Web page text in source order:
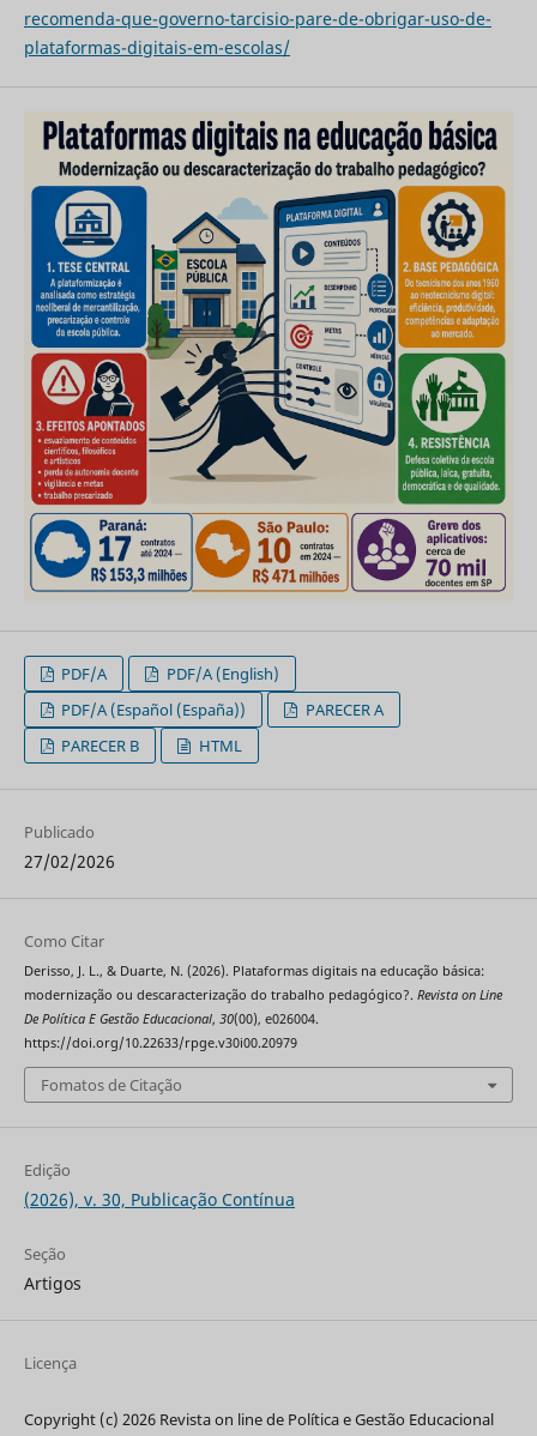
recomenda-que-governo-tarcisio-pare-de-obrigar-uso-de-
plataformas-digitais-em-escolas/
PDF/A
PDF/A (English)
PDF/A (Español (España))
PARECER A
PARECER B
HTML
Publicado
27/02/2026
Como Citar
Derisso, J. L., & Duarte, N. (2026). Plataformas digitais na educação básica:
modernização ou descaracterização do trabalho pedagógico?. Revista on Line
De Política E Gestão Educacional, 30(00), e026004.
https://doi.org/10.22633/rpge.v30i00.20979
Fomatos de Citação
Edição
(2026), v. 30, Publicação Contínua
Seção
Artigos
Licença
Copyright (c) 2026 Revista on line de Política e Gestão Educacional